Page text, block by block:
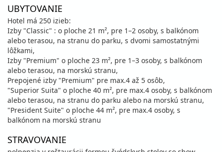
UBYTOVANIE
Hotel má 250 izieb:
Izby "Classic" : o ploche 21 m², pre 1–2 osoby, s balkónom
alebo terasou, na stranu do parku, s dvomi samostatnými
lôžkami,
Izby "Premium" o ploche 23 m², pre 1–3 osoby, s balkónom
alebo terasou, na morskú stranu,
Prepojené izby "Premium" pre max.4 až 5 osôb,
"Superior Suita" o ploche 40 m², pre max.4 osoby, s balkónom
alebo terasou, na stranu do parku alebo na morskú stranu,
"President Suite" o ploche 44 m², pre max.4 osoby, s
balkónom na morskú stranu
STRAVOVANIE